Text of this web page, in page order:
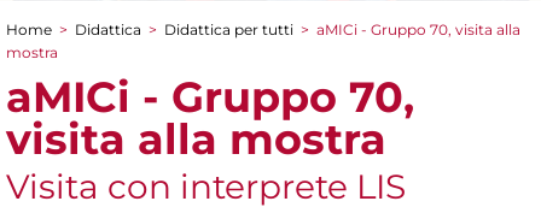
Tu sei qui
Home > Didattica > Didattica per tutti > aMICi - Gruppo 70, visita alla
mostra
aMICi - Gruppo 70,
visita alla mostra
Visita con interprete LIS